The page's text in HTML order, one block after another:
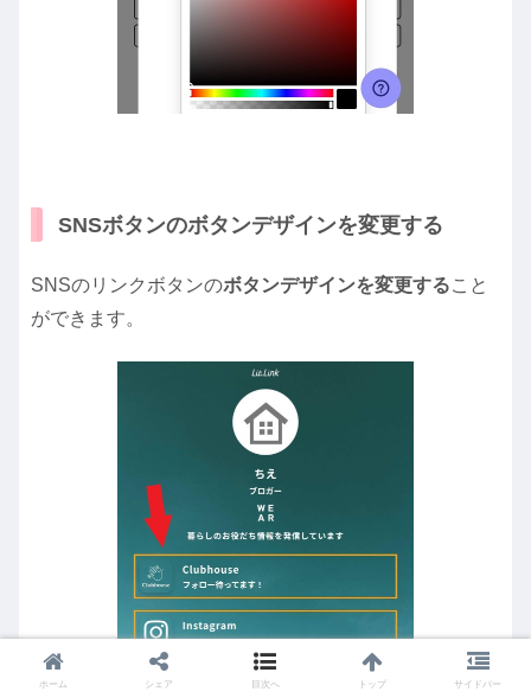
SNSボタンのボタンデザインを変更する
SNSのリンクボタンのボタンデザインを変更すること
ができます。
ホーム シェア 目次へ トップ サイドバー